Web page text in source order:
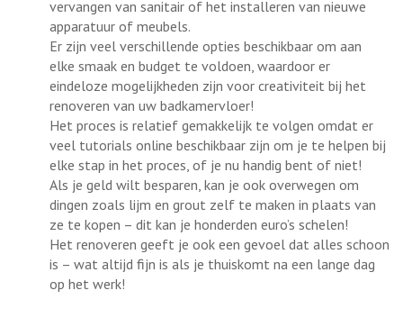
vervangen van sanitair of het installeren van nieuwe
apparatuur of meubels.
Er zijn veel verschillende opties beschikbaar om aan
elke smaak en budget te voldoen, waardoor er
eindeloze mogelijkheden zijn voor creativiteit bij het
renoveren van uw badkamervloer!
Het proces is relatief gemakkelijk te volgen omdat er
veel tutorials online beschikbaar zijn om je te helpen bij
elke stap in het proces, of je nu handig bent of niet!
Als je geld wilt besparen, kan je ook overwegen om
dingen zoals lijm en grout zelf te maken in plaats van
ze te kopen – dit kan je honderden euro’s schelen!
Het renoveren geeft je ook een gevoel dat alles schoon
is – wat altijd fijn is als je thuiskomt na een lange dag
op het werk!